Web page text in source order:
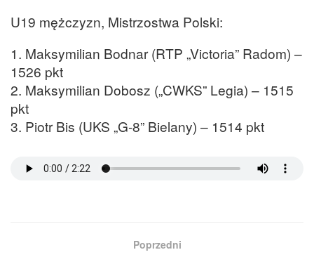
U19 mężczyzn, Mistrzostwa Polski:
1. Maksymilian Bodnar (RTP „Victoria” Radom) –
1526 pkt
2. Maksymilian Dobosz („CWKS” Legia) – 1515
pkt
3. Piotr Bis (UKS „G-8” Bielany) – 1514 pkt
Poprzedni